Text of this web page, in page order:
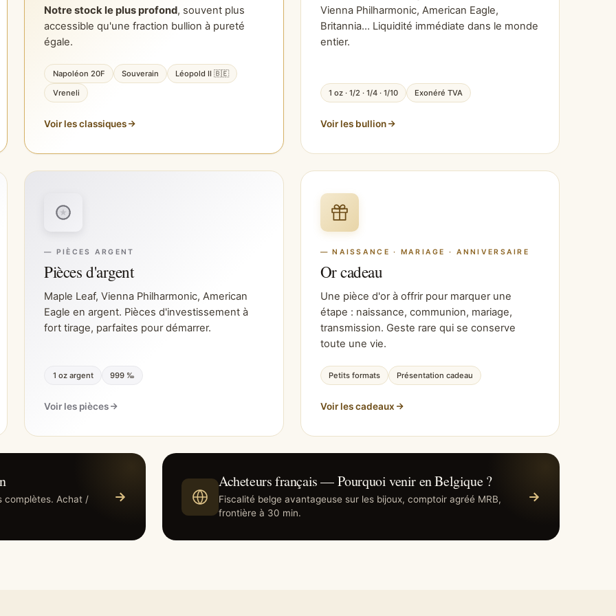
Notre stock le plus profond, souvent plus
accessible qu'une fraction bullion à pureté
égale.
Napoléon 20F Souverain
Léopold II 🇧🇪
Vreneli
Voir les classiques
Vienna Philharmonic, American Eagle,
Britannia… Liquidité immédiate dans le monde
entier.
1 oz · 1/2 · 1/4 · 1/10 Exonéré TVA
Voir les bullion
— PIÈCES ARGENT
Pièces d'argent
Maple Leaf, Vienna Philharmonic, American
Eagle en argent. Pièces d'investissement à
fort tirage, parfaites pour démarrer.
1 oz argent 999 ‰
Voir les pièces
— NAISSANCE · MARIAGE · ANNIVERSAIRE
Or cadeau
Une pièce d'or à offrir pour marquer une
étape : naissance, communion, mariage,
transmission. Geste rare qui se conserve
toute une vie.
Petits formats Présentation cadeau
Voir les cadeaux
complètes. Achat /
Acheteurs français — Pourquoi venir en Belgique ?
Fiscalité belge avantageuse sur les bijoux, comptoir agréé MRB,
frontière à 30 min.